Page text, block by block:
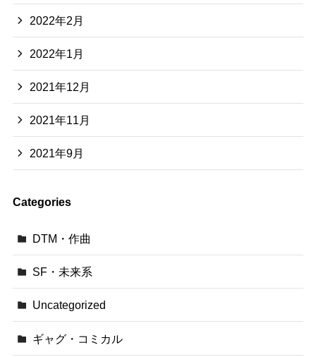
2022年2月
2022年1月
2021年12月
2021年11月
2021年9月
Categories
DTM・作曲
SF・未来系
Uncategorized
ギャグ・コミカル